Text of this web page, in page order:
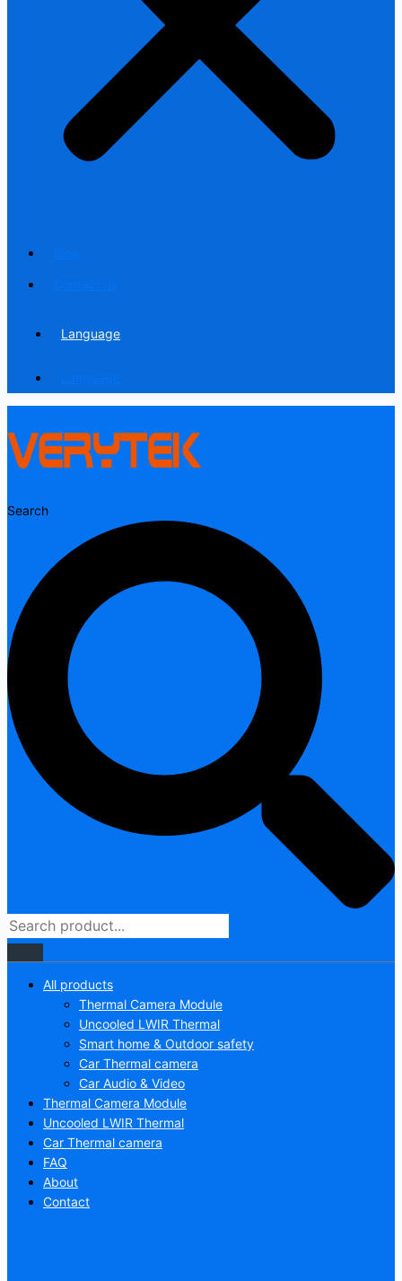
Language
Search
All products
Thermal Camera Module
Uncooled LWIR Thermal
Smart home & Outdoor safety
Car Thermal camera
Car Audio & Video
Thermal Camera Module
Uncooled LWIR Thermal
Car Thermal camera
FAQ
About
Contact